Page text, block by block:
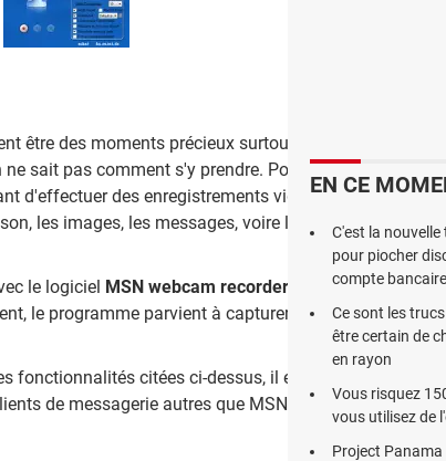
être des moments précieux surtout si l'interlocuteur est
sait pas comment s'y prendre. Pour ce faire, il suffit
d'effectuer des enregistrements vidéo des discussions
les images, les messages, voire les émoticônes que
le logiciel MSN webcam recorder , c'est qu'il
le programme parvient à capturer une vidéo en
fonctionnalités citées ci-dessus, il est aussi important
de messagerie autres que MSN. Il fonctionne par
EN CE
C'est la
pour piocher
compte bancaire
Ce sont les
être certain de
en rayon
Vous risquez
vous utilisez de
Project